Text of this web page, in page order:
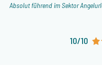
Absolut führend im Sektor
10/10